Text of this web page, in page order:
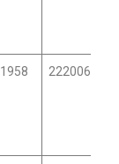
1958 22200649